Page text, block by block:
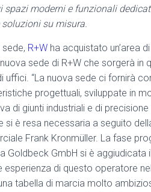
moderni e funzionali
su misura.
R+W ha acquistato un’area
sede di R+W che sorgerà in
“La nuova sede ci fornirà
progettuali, sviluppate in
di giunti industriali e di
si è resa necessaria a seguito
Frank Kronmüller. La fase
Goldbeck GmbH si è aggiudicata
di questo operatore
tabella di marcia molto